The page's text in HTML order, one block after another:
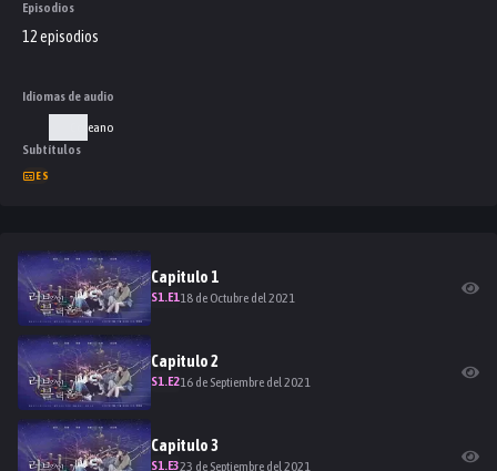
Episodios
12 episodios
Idiomas de audio
Coreano
Subtítulos
ES
Capitulo 1
S1.E118 de Octubre del 2021
Capitulo2
S1.E216 de Septiembre del 2021
Capitulo3
S1.E323 de Septiembre del 2021